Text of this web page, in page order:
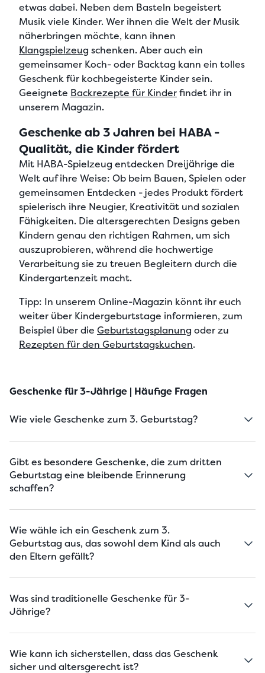
etwas dabei. Neben dem Basteln begeistert
Musikviele Kinder. Wer ihnen die Welt der Musik
näherbringen möchte, kann ihnen
Klangspielzeug schenken. Aber auch ein
gemeinsamer Koch- oder Backtag kann ein tolles
Geschenk für kochbegeisterte Kinder sein.
Geeignete Backrezepte für Kinderfindet ihr in
unserem Magazin.
Geschenke ab 3 Jahren bei HABA -
Qualität, die Kinder fördert
Mit HABA-Spielzeug entdecken Dreijährige die
Welt auf ihre Weise: Ob beim Bauen, Spielen oder
gemeinsamen Entdecken - jedes Produkt fördert
spielerisch ihre Neugier, Kreativität und sozialen
Fähigkeiten. Die altersgerechten Designsgeben
Kindern genau den richtigen Rahmen, um sich
auszuprobieren, während die hochwertige
Verarbeitung sie zu treuen Begleitern durch die
Kindergartenzeit macht.
Tipp: In unserem Online-Magazin könnt ihr euch
weiter über Kindergeburtstage informieren, zum
Beispiel über die Geburtstagsplanung oder zu
Rezepten für den Geburtstagskuchen.
Geschenke für 3-Jährige | Häufige Fragen
Wie viele Geschenke zum 3. Geburtstag?
Gibt es besondere Geschenke, die zum dritten
Geburtstag eine bleibende Erinnerung
schaffen?
Wie wähle ich ein Geschenk zum 3.
Geburtstag aus, das sowohl dem Kind als auch
den Eltern gefällt?
Was sind traditionelle Geschenke für 3-
Jährige?
Wie kann ich sicherstellen, dass das Geschenk
sicher und altersgerecht ist?